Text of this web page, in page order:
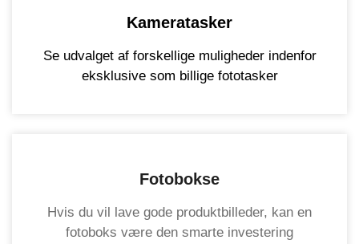
Kameratasker
Se udvalget af forskellige muligheder indenfor
eksklusive som billige fototasker
Fotobokse
Hvis du vil lave gode produktbilleder, kan en
fotoboks være den smarte investering